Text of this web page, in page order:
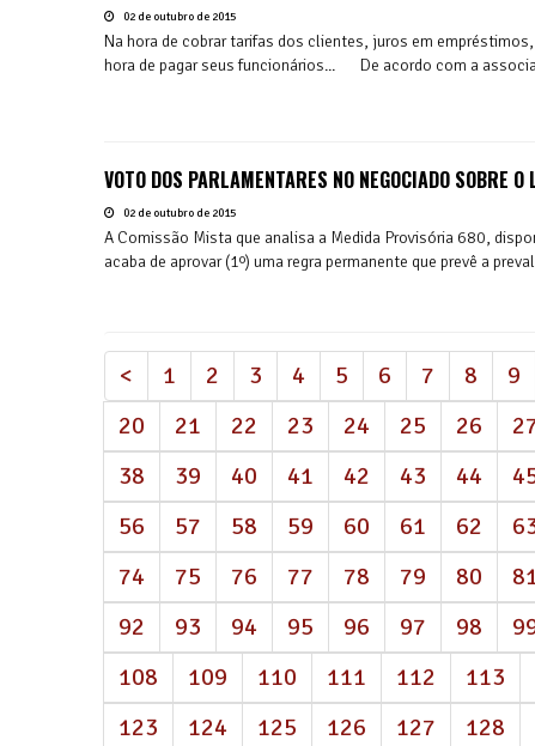
02 de outubro de 2015
Na hora de cobrar tarifas dos clientes, juros em
hora de pagar seus funcionários... De acordo com a
VOTO DOS PARLAMENTARES NO NEGOCIADO SOBRE O
02 de outubro de 2015
A Comissão Mista que analisa a Medida Provisória 680,
acaba de aprovar (1º) uma regra permanente que prevê a
< 1 2 3 4 5 6 7 8 9
20
21 22 23 24 25 26
38
39 40 41 42 43 44
56
57 58 59 60 61 62
74
75 76 77 78 79 80
92
93 94 95 96 97 98
108
109 110 111 112 113
123
124 125 126 127 128